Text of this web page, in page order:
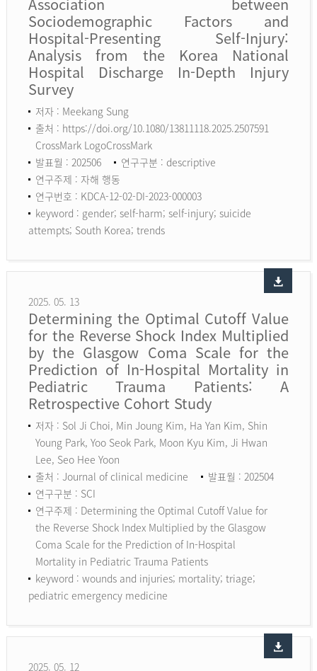
Sociodemographic Factors and
Hospital-Presenting Self-Injury:
Analysis from the Korea National
Hospital Discharge In-Depth Injury
Survey
저자 : Meekang Sung
출처 : https://doi.org/10.1080/13811118.2025.2507591
CrossMark LogoCrossMark
발표월 : 202506
연구구분 : descriptive
연구주제 : 자해 행동
연구번호 : KDCA-12-02-DI-2023-000003
keyword : gender; self-harm; self-injury; suicide
attempts; South Korea; trends
2025. 05. 13
Determining the Optimal Cutoff Value
for the Reverse Shock Index Multiplied
by the Glasgow Coma Scale for the
Prediction of In-Hospital Mortality in
Pediatric Trauma Patients: A
Retrospective Cohort Study
저자 : Sol Ji Choi, Min Joung Kim, Ha Yan Kim, Shin
Young Park, Yoo Seok Park, Moon Kyu Kim, Ji Hwan
Lee, Seo Hee Yoon
출처 : Journal of clinical medicine
발표월 : 202504
연구구분 : SCI
연구주제 : Determining the Optimal Cutoff Value for
the Reverse Shock Index Multiplied by the Glasgow
Coma Scale for the Prediction of In-Hospital
Mortality in Pediatric Trauma Patients
keyword : wounds and injuries; mortality; triage;
pediatric emergency medicine
2025. 05. 12